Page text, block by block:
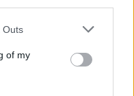
Outs
of my
κι εις βάρος της.
είναι
έχει μόνο αυτή.
σε άλλα